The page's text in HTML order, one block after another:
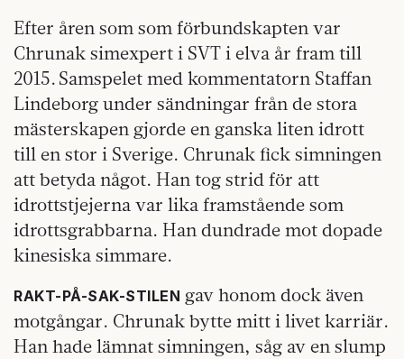
Efter åren som som förbundskapten var
Chrunak simexpert i SVT i elva år fram till
2015. Samspelet med kommentatorn Staffan
Lindeborg under sändningar från de stora
mästerskapen gjorde en ganska liten idrott
till en stor i Sverige. Chrunak fick simningen
att betyda något. Han tog strid för att
idrottstjejerna var lika framstående som
idrottsgrabbarna. Han dundrade mot dopade
kinesiska simmare.
RAKT-PÅ-SAK-STILEN gav honom dock även
motgångar. Chrunak bytte mitt i livet karriär.
Han hade lämnat simningen, såg av en slump